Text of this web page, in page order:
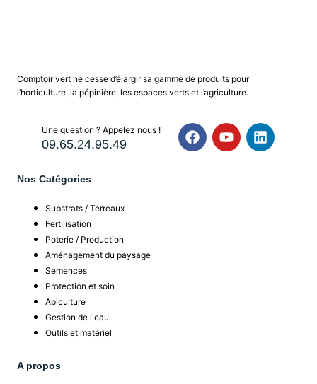
Comptoir vert ne cesse d’élargir sa gamme de produits pour
l’horticulture, la pépinière, les espaces verts et l’agriculture.
Une question ? Appelez nous !
09.65.24.95.49
Nos Catégories
Substrats / Terreaux
Fertilisation
Poterie / Production
Aménagement du paysage
Semences
Protection et soin
Apiculture
Gestion de l'eau
Outils et matériel
A propos